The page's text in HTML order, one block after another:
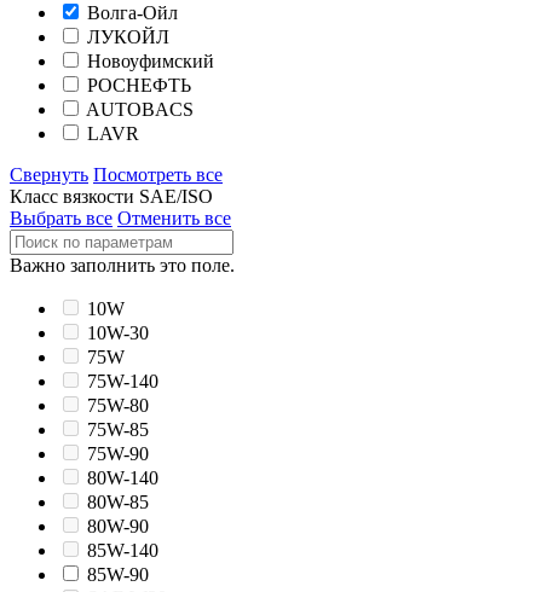
Волга-Ойл
ЛУКОЙЛ
Новоуфимский
РОСНЕФТЬ
AUTOBACS
LAVR
Свернуть Посмотреть все
Класс вязкости SAE/ISO
Выбрать все Отменить все
Важно заполнить это поле.
10W
10W-30
75W
75W-140
75W-80
75W-85
75W-90
80W-140
80W-85
80W-90
85W-140
85W-90